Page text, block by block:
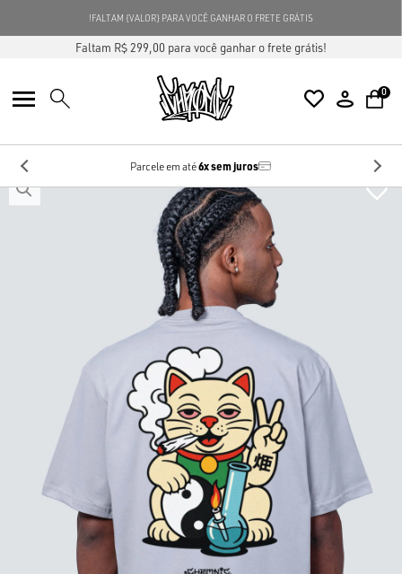
NA SUA PRIMEIRA COMPRAUSE O CUPOM NG5
Faltam R$ 299,00 para você ganhar o frete grátis!
0
Parcele em até6x sem juros